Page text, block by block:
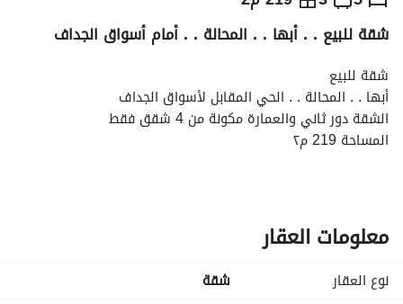
التفاصيل معلومات ترخيص الإعلان حاسبة التمويل
شقة للبيع . . أبها . . المحالة . . أمام أسواق الجداف
شقة للبيع
أبها . . المحالة . . الحي المقابل لأسواق الجداف
الشقة دور ثاني والعمارة مكونة من 4 شقق فقط
المساحة 219 م٢
مطبخ راكب مكيفات راكبة
كهرباء مستقل وخزان مستقل
قريب من جميع الخدمات
معلومات العقار
نوع العقار
شقة